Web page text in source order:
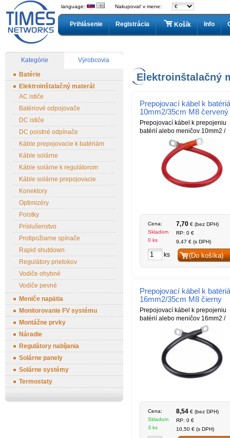
language: Nakupovať v mene:
Prihlásenie Registrácia Košík Info
Kategórie
Výrobcovia
Batérie
Elektroinštalačný materál
AC ističe
Batériové odpojovače
DC ističe
DC poistné odpínače
Káble prepojovacie k batériám
Káble solárne
Káble solárne k regulátorom
Káble solárne prepojovacie
Konektory
Optimizéry
Poistky
Príslušenstvo
Protipožiarne spínače
Rapid shutdown
Regulátory prietokov
Vodiče ohybné
Vodiče pevné
Meniče napätia
Monitorovanie FV systému
Montážne prvky
Náradie
Regulátory nabíjania
Solárne panely
Solárne systémy
Termostaty
Elektroinštalačný
Prepojovací kábel k
10mm2/35cm M8 červený
Prepojovací kábel k prepojeniu
batérií alebo meničov 10mm2 /
Cena:
Skladom
0 ks
7,70 € (bez DPH)
RP: 0 €
9,47 € (s DPH)
ks (Do košíka)
Prepojovací kábel k
16mm2/35cm M8 čierny
Prepojovací kábel k prepojeniu
batérií alebo meničov 16mm2 /
Cena:
Skladom
3 ks
8,54 € (bez DPH)
RP: 0 €
10,50 € (s DPH)